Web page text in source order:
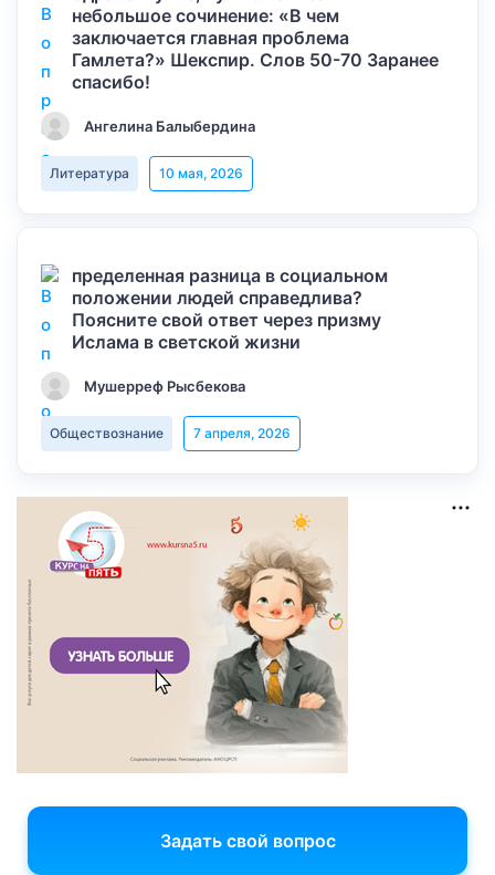
небольшое сочинение: «В чем
заключается главная проблема
Гамлета?» Шекспир. Слов 50-70 Заранее
спасибо!
Ангелина Балыбердина
Литература 10 мая, 2026
пределенная разница в социальном
положении людей справедлива?
Поясните свой ответ через призму
Ислама в светской жизни
Мушерреф Рысбекова
Обществознание 7 апреля, 2026
Задать свой вопрос